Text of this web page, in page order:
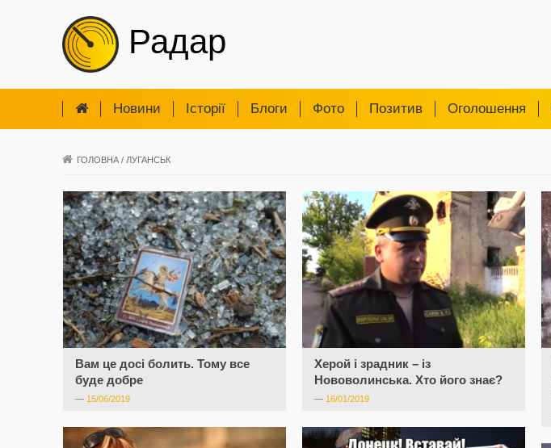
Радар
Новини Iсторії Блоги Фото Позитив Оголошення
ГОЛОВНА / ЛУГАНСЬК
Вам це досі болить. Тому все
буде добре
— 15/06/2019
Херой і зрадник – із
Нововолинська. Хто його знає?
— 16/01/2019